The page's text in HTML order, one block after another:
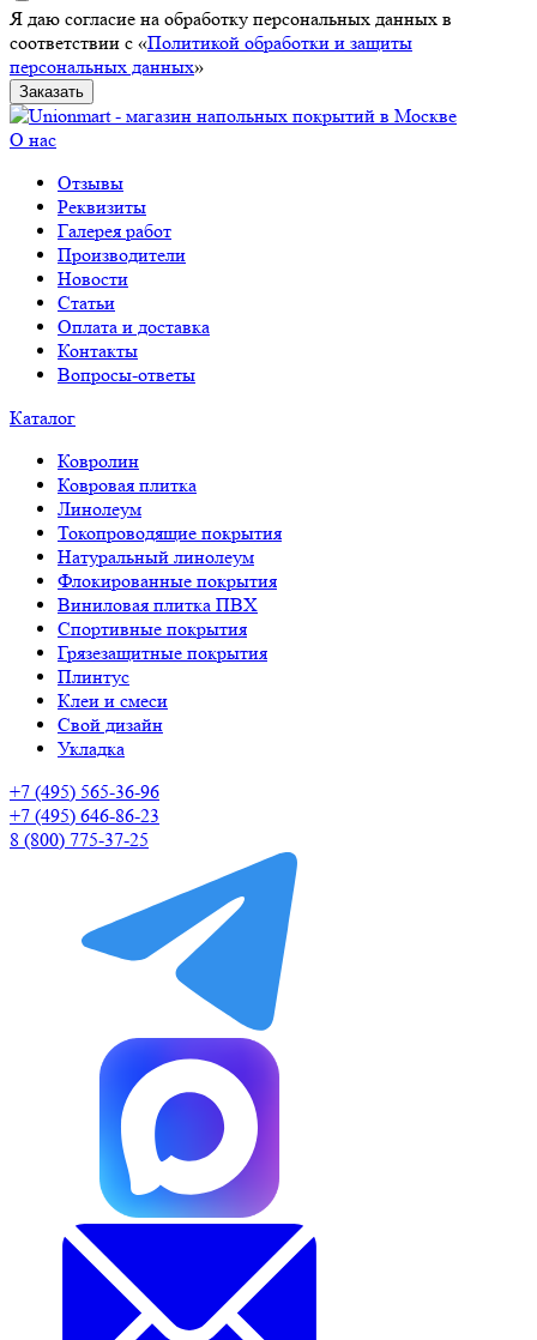
Я даю согласие на обработку персональных данных в
соответствии с «Политикой обработки и защиты
персональных данных»
Заказать
О нас
Отзывы
Реквизиты
Галерея работ
Производители
Новости
Статьи
Оплата и доставка
Контакты
Вопросы-ответы
Каталог
Ковролин
Ковровая плитка
Линолеум
Токопроводящие покрытия
Натуральный линолеум
Флокированные покрытия
Виниловая плитка ПВХ
Спортивные покрытия
Грязезащитные покрытия
Плинтус
Клеи и смеси
Свой дизайн
Укладка
+7 (495) 565-36-96
+7 (495) 646-86-23
8 (800) 775-37-25